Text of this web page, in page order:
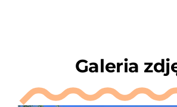
Galeria